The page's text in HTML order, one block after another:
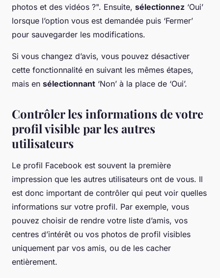
photos et des vidéos ?". Ensuite, sélectionnez ‘Oui’
lorsque l’option vous est demandée puis ‘Fermer’
pour sauvegarder les modifications.
Si vous changez d’avis, vous pouvez désactiver
cette fonctionnalité en suivant les mêmes étapes,
mais en sélectionnant ‘Non’ à la place de ‘Oui’.
Contrôler les informations de votre
profil visible par les autres
utilisateurs
Le profil Facebook est souvent la première
impression que les autres utilisateurs ont de vous. Il
est donc important de contrôler qui peut voir quelles
informations sur votre profil. Par exemple, vous
pouvez choisir de rendre votre liste d’amis, vos
centres d’intérêt ou vos photos de profil visibles
uniquement par vos amis, ou de les cacher
entièrement.